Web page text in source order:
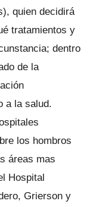
quien decidirá
tratamientos y
dentro
de la
a la salud.
los hombros
áreas mas
Hospital
Grierson y